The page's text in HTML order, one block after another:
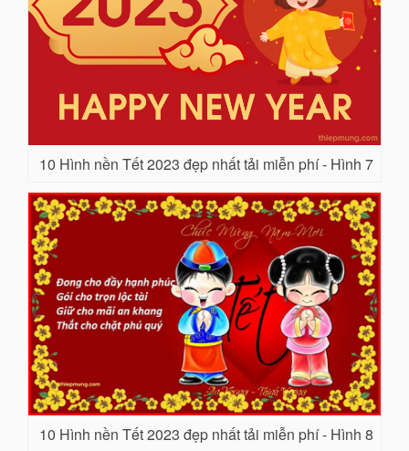
10 Hình nền Tết 2023 đẹp nhất tải miễn phí - Hình 7
10 Hình nền Tết 2023 đẹp nhất tải miễn phí - Hình 8